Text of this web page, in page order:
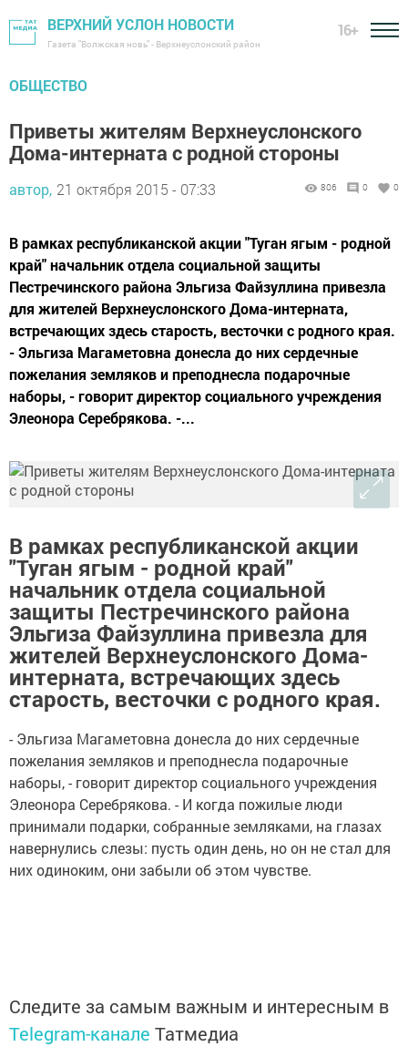
ВЕРХНИЙ УСЛОН НОВОСТИ
Газета "Волжская новь" - Верхнеуслонский район
16+
ОБЩЕСТВО
Приветы жителям Верхнеуслонского
Дома-интерната с родной стороны
автор, 21 октября 2015 - 07:33 806 0 0
В рамках республиканской акции "Туган ягым - родной
край" начальник отдела социальной защиты
Пестречинского района Эльгиза Файзуллина привезла
для жителей Верхнеуслонского Дома-интерната,
встречающих здесь старость, весточки с родного края.
- Эльгиза Магаметовна донесла до них сердечные
пожелания земляков и преподнесла подарочные
наборы, - говорит директор социального учреждения
Элеонора Серебрякова. -...
В рамках республиканской акции
"Туган ягым - родной край"
начальник отдела социальной
защиты Пестречинского района
Эльгиза Файзуллина привезла для
жителей Верхнеуслонского Дома-
интерната, встречающих здесь
старость, весточки с родного края.
- Эльгиза Магаметовна донесла до них сердечные
пожелания земляков и преподнесла подарочные
наборы, - говорит директор социального учреждения
Элеонора Серебрякова. - И когда пожилые люди
принимали подарки, собранные земляками, на глазах
навернулись слезы: пусть один день, но он не стал для
них одиноким, они забыли об этом чувстве.
Следите за самым важным и интересным в
Telegram-канале Татмедиа